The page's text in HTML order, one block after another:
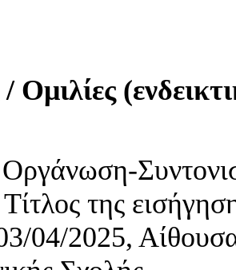
/ Ομιλίες
της
04/2025, Αίθουσα